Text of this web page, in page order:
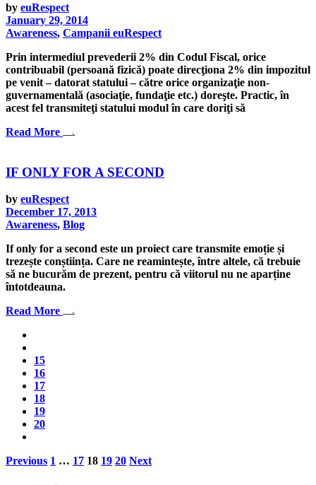
by euRespect
January 29, 2014
Awareness, Campanii euRespect
Prin intermediul prevederii 2% din Codul Fiscal, orice
contribuabil (persoană fizică) poate direcţiona 2% din impozitul
pe venit – datorat statului – către orice organizaţie non-
guvernamentală (asociaţie, fundaţie etc.) doreşte. Practic, în
acest fel transmiteţi statului modul în care doriţi să
Read More
IF ONLY FOR A SECOND
by euRespect
December 17, 2013
Awareness, Blog
If only for a second este un proiect care transmite emoție și
trezește conștiința. Care ne reamintește, între altele, că trebuie
să ne bucurăm de prezent, pentru că viitorul nu ne aparține
întotdeauna.
Read More
15
16
17
18
19
20
Posts
Previous 1 … 17 18 19 20 Next